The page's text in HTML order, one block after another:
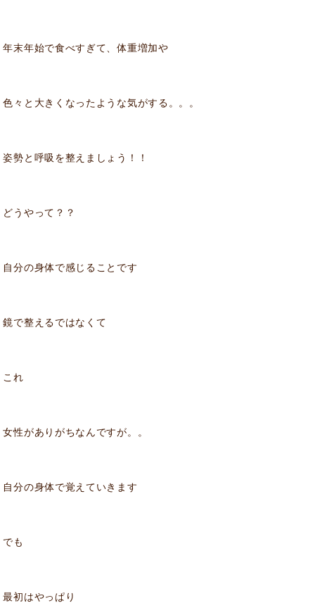
年末年始で食べすぎて、体重増加や
色々と大きくなったような気がする。。。
姿勢と呼吸を整えましょう！！
どうやって？？
自分の身体で感じることです
鏡で整えるではなくて
これ
女性がありがちなんですが。。
自分の身体で覚えていきます
でも
最初はやっぱり